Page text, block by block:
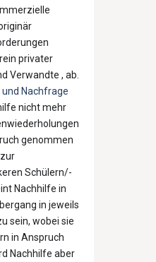
privater
Verwandte , ab.
Nachfrage
nicht mehr
genommen
Schülern/-
Nachhilfe in
in jeweils
sein, wobei sie
in Anspruch
Nachhilfe aber